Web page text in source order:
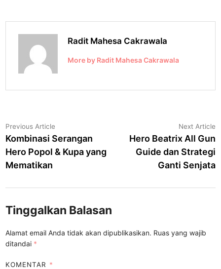
Radit Mahesa Cakrawala
More by Radit Mahesa Cakrawala
Navigasi
pos
Previous Article
article:
Kombinasi Serangan
Hero Popol & Kupa yang
Mematikan
Next Article
Hero Beatrix All Gun
Guide dan Strategi
Ganti Senjata
Tinggalkan Balasan
Alamat email Anda tidak akan dipublikasikan. Ruas yang wajib
ditandai *
KOMENTAR *